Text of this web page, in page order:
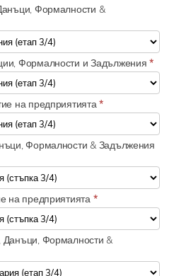
Формалности &
Формалности и Задължения*
на предприятията*
Формалности & Задължения
на предприятията *
Формалности &